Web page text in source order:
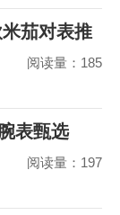
身，是为强调运
茄对表推
阅读量：185
表甄选
阅读量：197